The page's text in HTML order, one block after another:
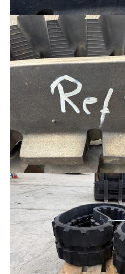
SALEUSES
PANIER DE TRAVAIL
MACHINE POUR PIÈCE